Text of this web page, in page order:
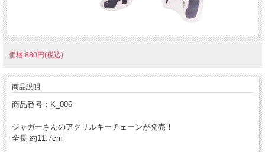
価格:880円(税込)
商品説明
商品番号：K_006
ジャガーさんのアクリルキーチェーンが発売！
全長 約11.7cm